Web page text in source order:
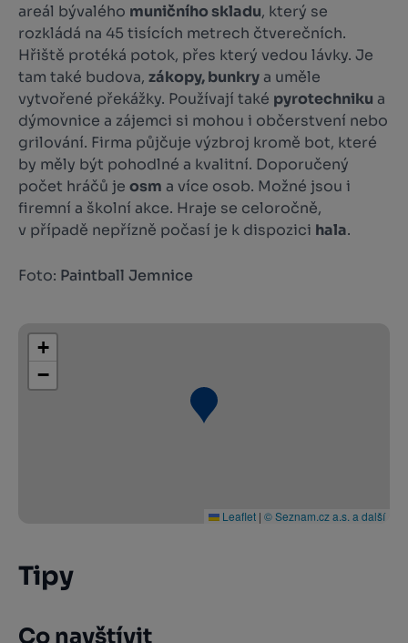
areál bývalého muničního skladu, který se
rozkládá na 45 tisících metrech čtverečních.
Hřiště protéká potok, přes který vedou lávky. Je
tam také budova, zákopy, bunkry a uměle
vytvořené překážky. Používají také pyrotechniku a
dýmovnice a zájemci si mohou i občerstvení nebo
grilování. Firma půjčuje výzbroj kromě bot, které
by měly být pohodlné a kvalitní. Doporučený
počet hráčů je osm a více osob. Možné jsou i
firemní a školní akce. Hraje se celoročně,
v případě nepřízně počasí je k dispozici hala.
Foto: Paintball Jemnice
+
−
Leaflet | © Seznam.cz a.s. a další
Tipy
Co navštívit